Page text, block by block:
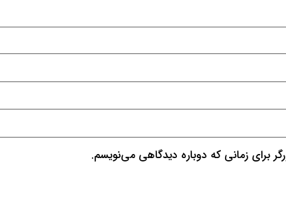
برای زمانی که دوباره دیدگاهی می‌نویسم.